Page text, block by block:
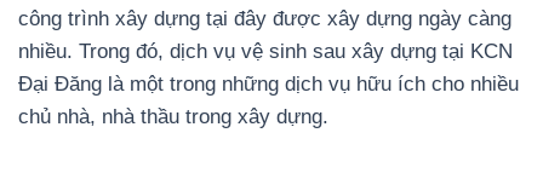
công trình xây dựng tại đây được xây dựng ngày càng
nhiều. Trong đó, dịch vụ vệ sinh sau xây dựng tại KCN
Đại Đăng là một trong những dịch vụ hữu ích cho nhiều
chủ nhà, nhà thầu trong xây dựng.